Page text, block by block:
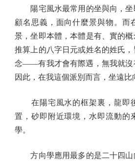
陽宅風水最常用的坐與向，坐
顧名思義，面向什麼景與物。而
景，坐即本體，本體是有、實的
推算上的八字日元或姓名的姓氏
念——有我才會有際遇，無我就沒
因此，在我這個派別而言，坐遠比
在陽宅風水的框架裏，龍即
置，砂即附近環境，水即流動的
學。
方向學應用最多的是二十四山